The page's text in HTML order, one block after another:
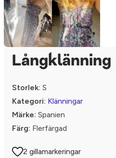
Långklänning
Storlek: S
Kategori: Klänningar
Märke: Spanien
Färg: Flerfärgad
2 gillamarkeringar